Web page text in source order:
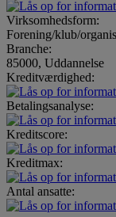
Virksomhedsform:
Forening/klub/
Branche:
85000, Uddannelse
Kreditværdighed:
Betalingsanalyse:
Kreditscore:
Kreditmax:
Antal ansatte: